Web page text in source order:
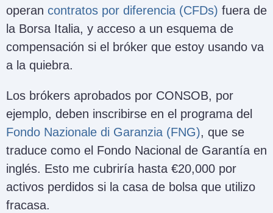
operan contratos por diferencia (CFDs) fuera de
la Borsa Italia, y acceso a un esquema de
compensación si el bróker que estoy usando va
a la quiebra.
Los brókers aprobados por CONSOB, por
ejemplo, deben inscribirse en el programa del
Fondo Nazionale di Garanzia (FNG), que se
traduce como el Fondo Nacional de Garantía en
inglés. Esto me cubriría hasta €20,000 por
activos perdidos si la casa de bolsa que utilizo
fracasa.